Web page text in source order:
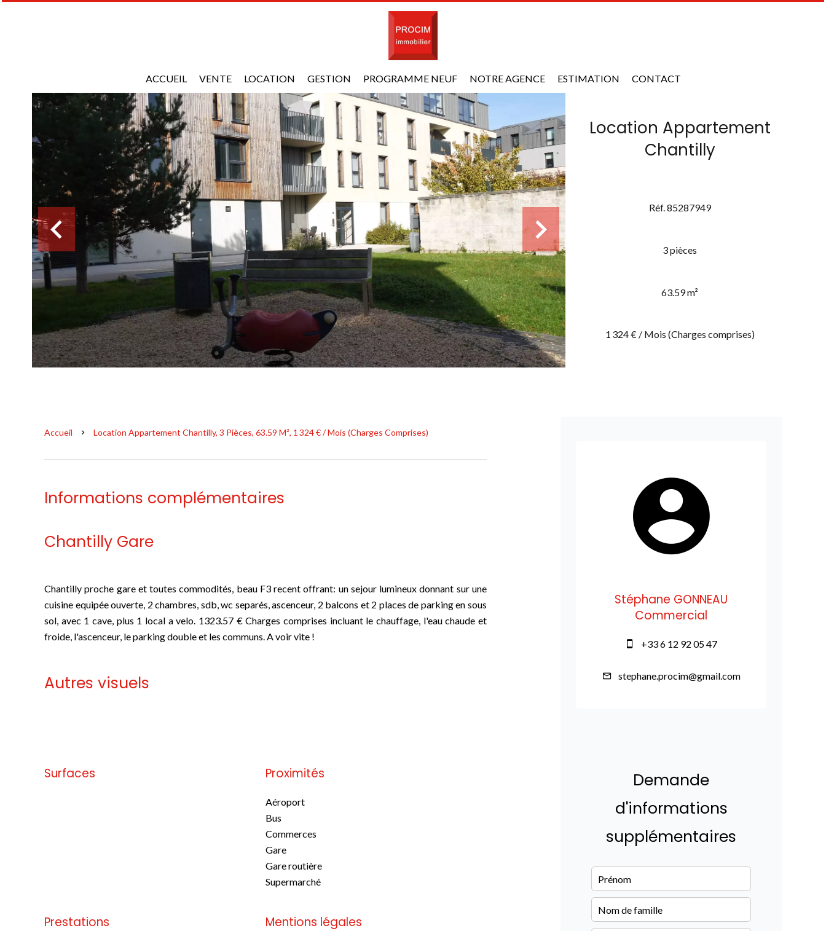
ACCUEIL VENTE LOCATION GESTION PROGRAMME NEUF NOTRE AGENCE ESTIMATION CONTACT
Location Appartement
Chantilly
Réf. 85287949
3 pièces
63.59 m²
1 324 € / Mois (Charges comprises)
Accueil Location Appartement Chantilly, 3 Pièces, 63.59 M², 1 324 € / Mois (Charges Comprises)
Informations complémentaires
Chantilly Gare
Chantilly proche gare et toutes commodités, beau F3 recent offrant: un sejour lumineux donnant sur une
cuisine equipée ouverte, 2 chambres, sdb, wc separés, ascenceur, 2 balcons et 2 places de parking en sous
sol, avec 1 cave, plus 1 local a velo. 1323.57 € Charges comprises incluant le chauffage, l'eau chaude et
froide, l'ascenceur, le parking double et les communs. A voir vite !
Autres visuels
Surfaces Proximités
Aéroport
Bus
Commerces
Gare
Gare routière
Supermarché
Prestations Mentions légales
Stéphane GONNEAU
Commercial
+33 6 12 92 05 47
stephane.procim@gmail.com
Demande
d'informations
supplémentaires